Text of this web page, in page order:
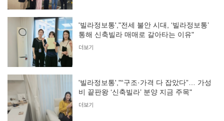
'빌라정보통',"전세 불안 시대, ‘빌라정보통’
통해 신축빌라 매매로 갈아타는 이유"
더보기
'빌라정보통',"“구조·가격 다 잡았다”… 가성
비 끝판왕 ‘신축빌라’ 분양 지금 주목"
더보기